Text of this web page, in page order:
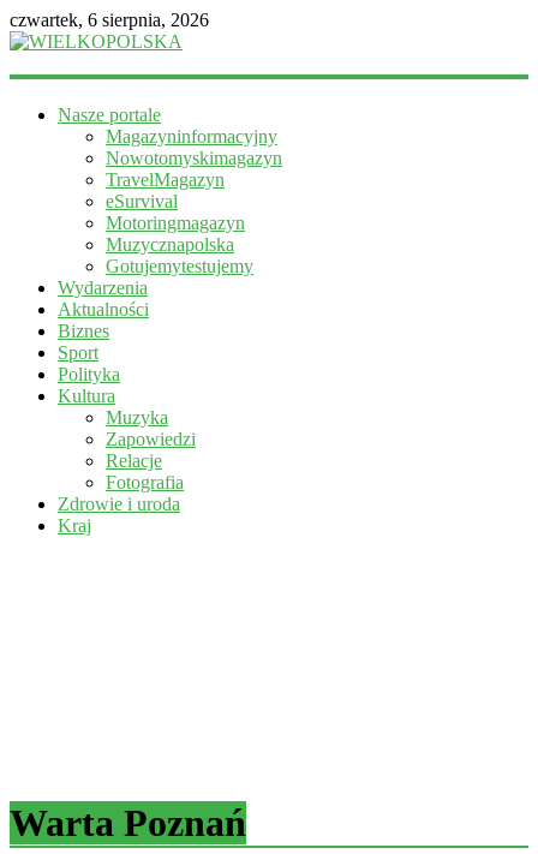
czwartek, 6 sierpnia, 2026
WIELKOPOLSKA
informacyjny
Nasze portale
Magazyninformacyjny
Nowotomyskimagazyn
TravelMagazyn
eSurvival
Motoringmagazyn
Muzycznapolska
Gotujemytestujemy
Wydarzenia
Aktualności
Biznes
Sport
Polityka
Kultura
Muzyka
Zapowiedzi
Relacje
Fotografia
Zdrowie i uroda
Kraj
Warta Poznań